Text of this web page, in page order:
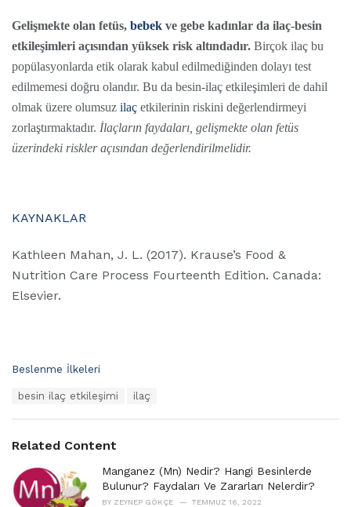
Gelişmekte olan fetüs, bebek ve gebe kadınlar da ilaç-besin
etkileşimleri açısından yüksek risk altındadır. Birçok ilaç bu
popülasyonlarda etik olarak kabul edilmediğinden dolayı test
edilmemesi doğru olandır. Bu da besin-ilaç etkileşimleri de dahil
olmak üzere olumsuz ilaç etkilerinin riskini değerlendirmeyi
zorlaştırmaktadır. İlaçların faydaları, gelişmekte olan fetüs
üzerindeki riskler açısından değerlendirilmelidir.
KAYNAKLAR
Kathleen Mahan, J. L. (2017). Krause’s Food &
Nutrition Care Process Fourteenth Edition. Canada:
Elsevier.
C
o
r
e
s
Beslenme İlkeleri
:
besin ilaç etkileşimi ilaç
Related Content
Manganez (Mn) Nedir? Hangi Besinlerde
Bulunur? Faydaları Ve Zararları Nelerdir?
BY ZEYNEP GÖKÇE TEMMUZ 16, 2022